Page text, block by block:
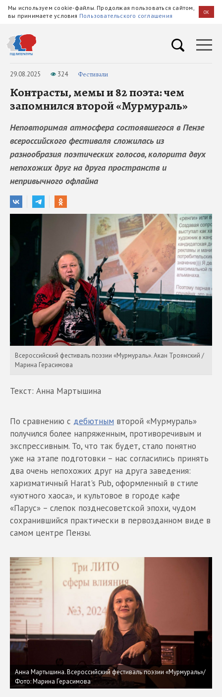
Мы используем cookie-файлы. Продолжая пользоваться сайтом,
вы принимаете условия Пользовательского соглашения OK
29.08.2025 324 Фестивали
Контрасты, мемы и 82 поэта: чем
запомнился второй «Мурмураль»
Неповторимая атмосфера состоявшегося в Пензе
всероссийского фестиваля сложилась из
разнообразия поэтических голосов, колорита двух
непохожих друг на друга пространств и
непривычного офлайна
Всероссийский фестиваль поэзии «Мурмураль». Акан Троянский /
Марина Герасимова
Текст: Анна Мартышина
По сравнению с дебютным второй «Мурмураль»
получился более напряженным, противоречивым и
экспрессивным. То, что так будет, стало понятно
уже на этапе подготовки – нас согласились принять
два очень непохожих друг на друга заведения:
харизматичный Harat's Pub, оформленный в стиле
«уютного хаоса», и культовое в городе кафе
«Парус» – слепок позднесоветской эпохи, чудом
сохранившийся практически в первозданном виде в
самом центре Пензы.
Анна Мартышина. Всероссийский фестиваль поэзии «Мурмураль»/
Фото: Марина Герасимова